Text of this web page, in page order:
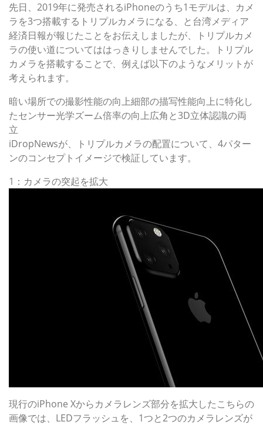
先日、2019年に発売されるiPhoneのうち1モデルは、カメ
ラを3つ搭載するトリプルカメラになる、と台湾メディア
経済日報が報じたことをお伝えしましたが、トリプルカメ
ラの使い道についてははっきりしませんでした。トリプル
カメラを搭載することで、例えば以下のようなメリットが
考えられます。
暗い場所での撮影性能の向上細部の描写性能向上に特化し
たセンサー光学ズーム倍率の向上広角と3D立体認識の両
立
iDropNewsが、トリプルカメラの配置について、4パター
ンのコンセプトイメージで検証しています。
1：カメラの突起を拡大
現行のiPhone Xからカメラレンズ部分を拡大したこちらの
画像では、LEDフラッシュを、1つと2つのカメラレンズが